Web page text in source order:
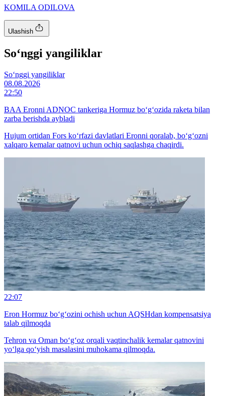
KOMILA ODILOVA
Ulashish
So‘nggi yangiliklar
So‘nggi yangiliklar
08.08.2026
22:50
BAA Eronni ADNOC tankeriga Hormuz bo‘g‘ozida raketa bilan
zarba berishda aybladi
Hujum ortidan Fors ko‘rfazi davlatlari Eronni qoralab, bo‘g‘ozni
xalqaro kemalar qatnovi uchun ochiq saqlashga chaqirdi.
22:07
Eron Hormuz bo‘g‘ozini ochish uchun AQSHdan kompensatsiya
talab qilmoqda
Tehron va Oman bo‘g‘oz orqali vaqtinchalik kemalar qatnovini
yo‘lga qo‘yish masalasini muhokama qilmoqda.